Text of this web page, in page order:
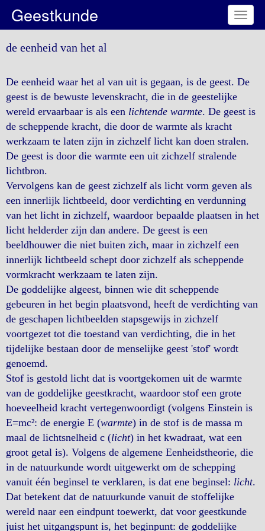
Toggle
Geestkunde
de eenheid van het al
De eenheid waar het al van uit is gegaan, is de geest. De
geest is de bewuste levenskracht, die in de geestelijke
wereld ervaarbaar is als een lichtende warmte. De geest is
de scheppende kracht, die door de warmte als kracht
werkzaam te laten zijn in zichzelf licht kan doen stralen.
De geest is door die warmte een uit zichzelf stralende
lichtbron.
Vervolgens kan de geest zichzelf als licht vorm geven als
een innerlijk lichtbeeld, door verdichting en verdunning
van het licht in zichzelf, waardoor bepaalde plaatsen in het
licht helderder zijn dan andere. De geest is een
beeldhouwer die niet buiten zich, maar in zichzelf een
innerlijk lichtbeeld schept door zichzelf als scheppende
vormkracht werkzaam te laten zijn.
De goddelijke algeest, binnen wie dit scheppende
gebeuren in het begin plaatsvond, heeft de verdichting van
de geschapen lichtbeelden stapsgewijs in zichzelf
voortgezet tot die toestand van verdichting, die in het
tijdelijke bestaan door de menselijke geest 'stof' wordt
genoemd.
Stof is gestold licht dat is voortgekomen uit de warmte
van de goddelijke geestkracht, waardoor stof een grote
hoeveelheid kracht vertegenwoordigt (volgens Einstein is
E=mc²: de energie E (warmte) in de stof is de massa m
maal de lichtsnelheid c (licht) in het kwadraat, wat een
groot getal is). Volgens de algemene Eenheidstheorie, die
in de natuurkunde wordt uitgewerkt om de schepping
vanuit één beginsel te verklaren, is dat ene beginsel: licht.
Dat betekent dat de natuurkunde vanuit de stoffelijke
wereld naar een eindpunt toewerkt, dat voor geestkunde
juist het uitgangspunt is, het beginpunt: de goddelijke